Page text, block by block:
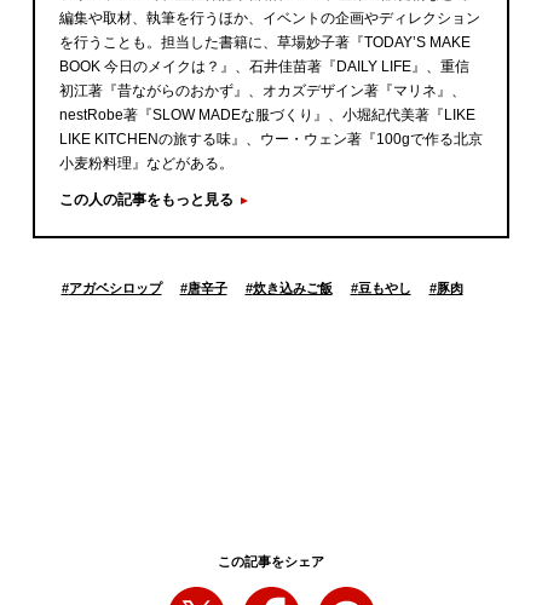
編集や取材、執筆を行うほか、イベントの企画やディレクション
を行うことも。担当した書籍に、草場妙子著『TODAY’S MAKE
BOOK 今日のメイクは？』、石井佳苗著『DAILY LIFE』、重信
初江著『昔ながらのおかず』、オカズデザイン著『マリネ』、
nestRobe著『SLOW MADEな服づくり』、小堀紀代美著『LIKE
LIKE KITCHENの旅する味』、ウー・ウェン著『100gで作る北京
小麦粉料理』などがある。
この人の記事をもっと見る
#アガベシロップ #唐辛子 #炊き込みご飯 #豆もやし #豚肉
この記事をシェア